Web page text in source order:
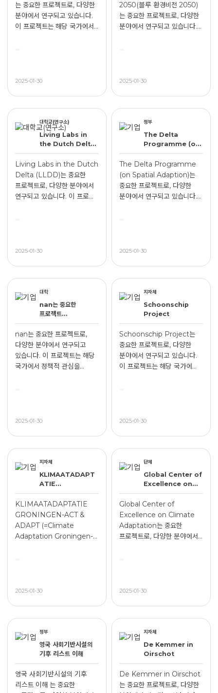
는 중요한 프로젝트로, 다양한
분야에서 연구되고 있습니다.
이 프로젝트는 해당 국가에서...
2025-01-30
2050(블루 환경비전 2050)
는 중요한 프로젝트로, 다양한
분야에서 연구되고 있습니다.
2025-01-30
대학교(연구소)
Living Labs in
the Dutch Delta
(LLDD)
Living Labs in the Dutch
Delta (LLDD)는 중요한
프로젝트로, 다양한 분야에서
연구되고 있습니다. 이 프로...
2025-01-30
정부
The Delta
Programme (on
Spatial
Adaption)
The Delta Programme
(on Spatial Adaption)는
중요한 프로젝트로, 다양한
분야에서 연구되고 있습니다.
2025-01-30
대학
nan는 중요한
프로젝트...
nan는 중요한 프로젝트로,
다양한 분야에서 연구되고
있습니다. 이 프로젝트는 해당
국가에서 정책적 관심을...
2025-01-30
지자체
Schoonschip
Project
Schoonschip Project는
중요한 프로젝트로, 다양한
분야에서 연구되고 있습니다.
이 프로젝트는 해당 국가에...
2025-01-30
지자체
KLIMAATADAPT
ATIE
GRONINGEN-
ACT & ADAPT
(=Climate
Adaptation
Groningen-ACT
& ADAPT)
KLIMAATADAPTATIE
GRONINGEN-ACT &
ADAPT (=Climate
Adaptation Groningen-
2025-01-30
단체
Global Center of
Excellence on
Climate
Adaptation
Global Center of
Excellence on Climate
Adaptation는 중요한
프로젝트로, 다양한 분야에서
2025-01-30
정부
영국 사회기반시설의
기후 리스트 이해
영국 사회기반시설의 기후
리스트 이해 는 중요한
지자체
De Kemmer in
Oirschot
De Kemmer in Oirschot
는 중요한 프로젝트로, 다양한